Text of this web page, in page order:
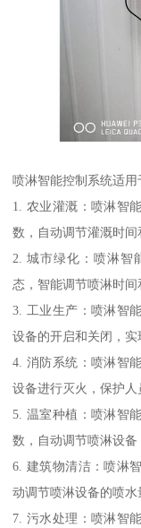
喷淋智能控制系统适用
1. 农业灌溉：喷淋智
数，自动调节灌溉时间
2. 城市绿化：喷淋智
态，智能调节喷淋时间
3. 工业生产：喷淋智
设备的开启和关闭，实
4. 消防系统：喷淋智
设备进行灭火，保护人
5. 温室种植：喷淋智
数，自动调节喷淋设备
6. 建筑物清洁：喷淋
动调节喷淋设备的喷水
7. 污水处理：喷淋智